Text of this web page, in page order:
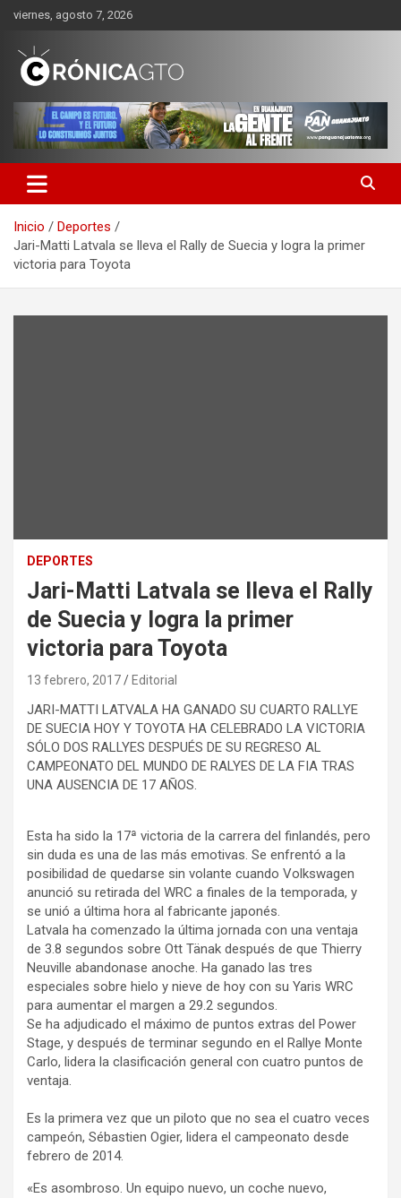
Saltar
contenido
viernes, agosto 7, 2026
CRONICA GUANAJUATO
Inicio
Deportes
Jari-Matti Latvala se lleva el Rally de Suecia y logra la primer
victoria para Toyota
DEPORTES
Jari-Matti Latvala se lleva el Rally
de Suecia y logra la primer
victoria para Toyota
13 febrero, 2017 Editorial
JARI-MATTI LATVALA HA GANADO SU CUARTO RALLYE
DE SUECIA HOY Y TOYOTA HA CELEBRADO LA VICTORIA
SÓLO DOS RALLYES DESPUÉS DE SU REGRESO AL
CAMPEONATO DEL MUNDO DE RALYES DE LA FIA TRAS
UNA AUSENCIA DE 17 AÑOS.
Esta ha sido la 17ª victoria de la carrera del finlandés, pero
sin duda es una de las más emotivas. Se enfrentó a la
posibilidad de quedarse sin volante cuando Volkswagen
anunció su retirada del WRC a finales de la temporada, y
se unió a última hora al fabricante japonés.
Latvala ha comenzado la última jornada con una ventaja
de 3.8 segundos sobre Ott Tänak después de que Thierry
Neuville abandonase anoche. Ha ganado las tres
especiales sobre hielo y nieve de hoy con su Yaris WRC
para aumentar el margen a 29.2 segundos.
Se ha adjudicado el máximo de puntos extras del Power
Stage, y después de terminar segundo en el Rallye Monte
Carlo, lidera la clasificación general con cuatro puntos de
ventaja.
Es la primera vez que un piloto que no sea el cuatro veces
campeón, Sébastien Ogier, lidera el campeonato desde
febrero de 2014.
«Es asombroso. Un equipo nuevo, un coche nuevo,